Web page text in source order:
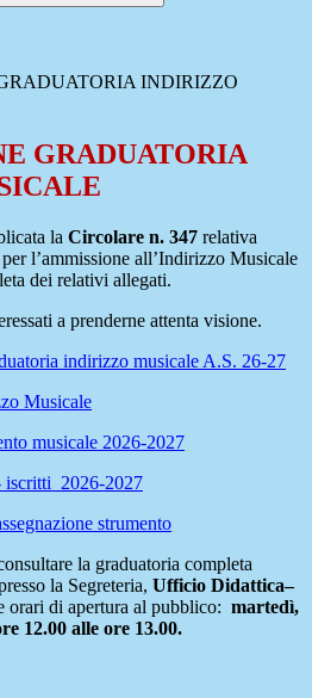
INDIRIZZO
GRADUATORIA
la Circolare n. 347 relativa
l’ammissione all’Indirizzo Musicale
dei relativi allegati.
a prenderne attenta visione.
indirizzo musicale A.S. 26-27
Musicale
musicale 2026-2027
iscritti 2026-2027
strumento
la graduatoria completa
la Segreteria, Ufficio Didattica–
orari di apertura al pubblico: martedì,
12.00 alle ore 13.00.